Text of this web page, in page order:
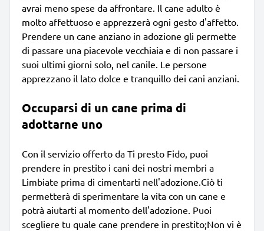
avrai meno spese da affrontare. Il cane adulto è
molto affettuoso e apprezzerà ogni gesto d'affetto.
Prendere un cane anziano in adozione gli permette
di passare una piacevole vecchiaia e di non passare i
suoi ultimi giorni solo, nel canile. Le persone
apprezzano il lato dolce e tranquillo dei cani anziani.
Occuparsi di un cane prima di
adottarne uno
Con il servizio offerto da Ti presto Fido, puoi
prendere in prestito i cani dei nostri membri a
Limbiate prima di cimentarti nell'adozione.Ciò ti
permetterà di sperimentare la vita con un cane e
potrà aiutarti al momento dell'adozione. Puoi
scegliere tu quale cane prendere in prestito;Non vi è